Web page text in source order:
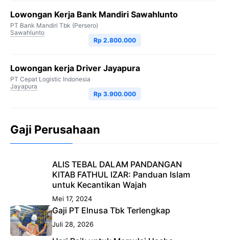
Lowongan Kerja Bank Mandiri Sawahlunto
PT Bank Mandiri Tbk (Persero)
Sawahlunto
Rp 2.800.000
Lowongan kerja Driver Jayapura
PT Cepat Logistic Indonesia
Jayapura
Rp 3.900.000
Gaji Perusahaan
ALIS TEBAL DALAM PANDANGAN
KITAB FATHUL IZAR: Panduan Islam
untuk Kecantikan Wajah
Mei 17, 2024
Gaji PT Elnusa Tbk Terlengkap
Juli 28, 2026